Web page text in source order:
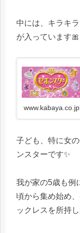
中には、キラキ
が入っています🎀
www.kabaya.co.jp
子ども、特に女
ンスターです✨
我が家の5歳も例
頃から集め始め
ックレスを所持し